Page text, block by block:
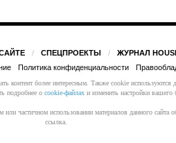
СПЕЦПРОЕКТЫ ЖУРНАЛ
Политика конфиденциальности
контент более интересным. Также cookie используются
подробнее о cookie-файлахи изменить настройки вашего
частичном использовании материалов данного сайта
ссылка.